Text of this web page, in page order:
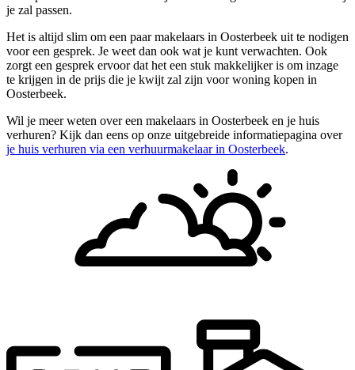
je zal passen.
Het is altijd slim om een paar makelaars in Oosterbeek uit te nodigen
voor een gesprek. Je weet dan ook wat je kunt verwachten. Ook
zorgt een gesprek ervoor dat het een stuk makkelijker is om inzage
te krijgen in de prijs die je kwijt zal zijn voor woning kopen in
Oosterbeek.
Wil je meer weten over een makelaars in Oosterbeek en je huis
verhuren? Kijk dan eens op onze uitgebreide informatiepagina over
je huis verhuren via een verhuurmakelaar in Oosterbeek.